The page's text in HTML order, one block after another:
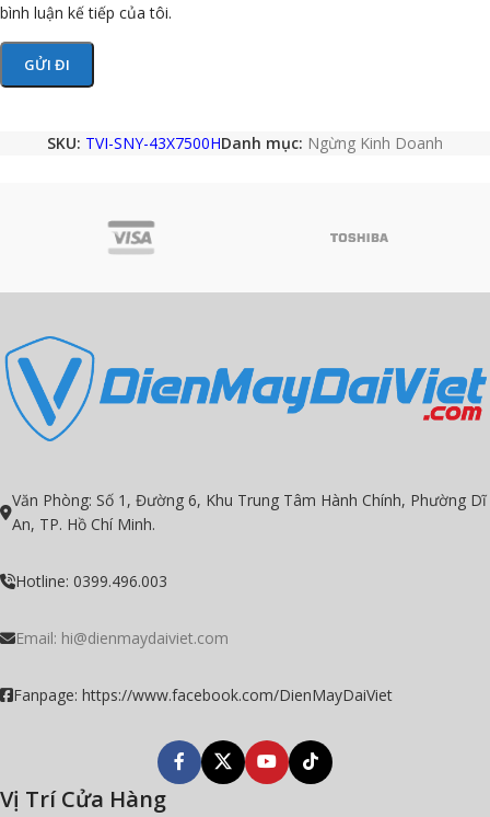
bình luận kế tiếp của tôi.
SKU: TVI-SNY-43X7500HDanh mục: Ngừng Kinh Doanh
Văn Phòng: Số 1, Đường 6, Khu Trung Tâm Hành Chính, Phường Dĩ
An, TP. Hồ Chí Minh.
Hotline: 0399.496.003
Email: hi@dienmaydaiviet.com
Fanpage: https://www.facebook.com/DienMayDaiViet
Vị Trí Cửa Hàng